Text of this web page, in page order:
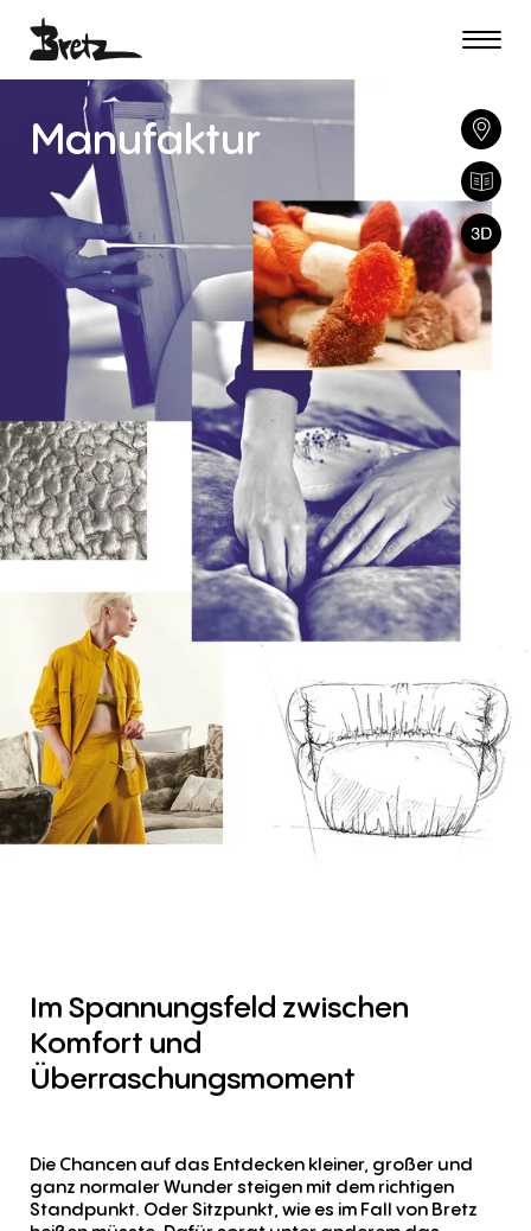
Manufaktur
ImSpannungsfeld zwischen
Komfort und
Überraschungsmoment
Die Chancen auf das Entdecken kleiner, großer und
ganz normaler Wunder steigen mit dem richtigen
Standpunkt. Oder Sitzpunkt, wie es im Fall von Bretz